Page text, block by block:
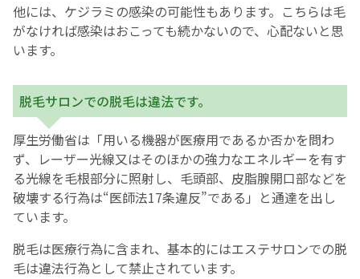
他には、ケジラミの感染の可能性もあります。こちらは毛
がなければ感染はおこっても続かないので、心配ないと思
います。
脱毛サロンでの脱毛は違法です。
厚生労働省は「用いる機器が医療用であるか否かを問わ
ず、レーザー光線又はそのほかの強力なエネルギーを有す
る光線を毛根部分に照射し、毛頭部、皮脂腺開口部などを
破壊する行為は“医師法17条違反”である」と通達を出し
ています。
脱毛は医療行為に含まれ、基本的にはエステサロンでの脱
毛は違法行為として禁止されています。